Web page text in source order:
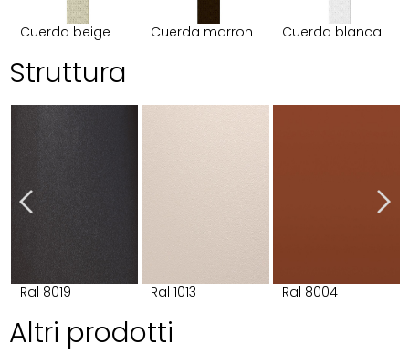
Cuerda beige Cuerda marron Cuerda blanca
Struttura
Ral 8019 Ral 1013 Ral 8004
Altri prodotti